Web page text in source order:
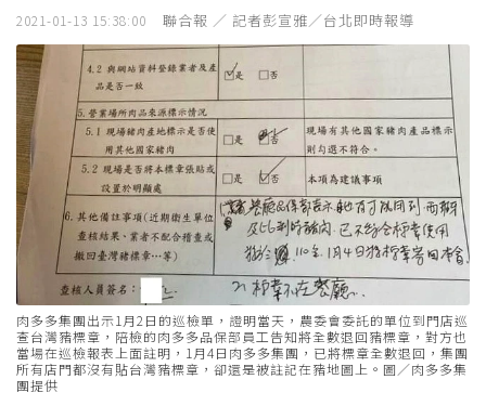
2021-01-13 15:38:00 聯合報 ／ 記者彭宣雅／台北即時報導
肉多多集團出示1月2日的巡檢單，證明當天，農委會委託的單位到門店巡
查台灣豬標章，陪檢的肉多多品保部員工告知將全數退回豬標章，對方也
當場在巡檢報表上面註明，1月4日肉多多集團，已將標章全數退回，集團
所有店門都沒有貼台灣豬標章，卻還是被註記在豬地圖上。圖／肉多多集
團提供